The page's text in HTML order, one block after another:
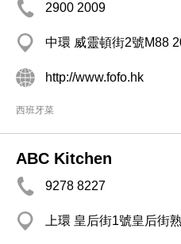
2900 2009
中環 威靈頓街2號M88
http://www.fofo.hk
西班牙菜
ABC Kitchen
9278 8227
上環 皇后街1號皇后街